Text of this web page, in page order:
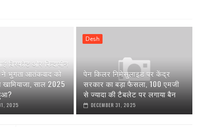
विस्फोट और फिदायीन
ने भुगता आतंकवाद को
साल 2025
2025
Desh
पेन किलर निमेसुलाइड पर केंद्र
सरकार का बड़ा फैसला, 100 एमजी
से ज्यादा की टैबलेट पर लगाया बैन
DECEMBER 31, 2025